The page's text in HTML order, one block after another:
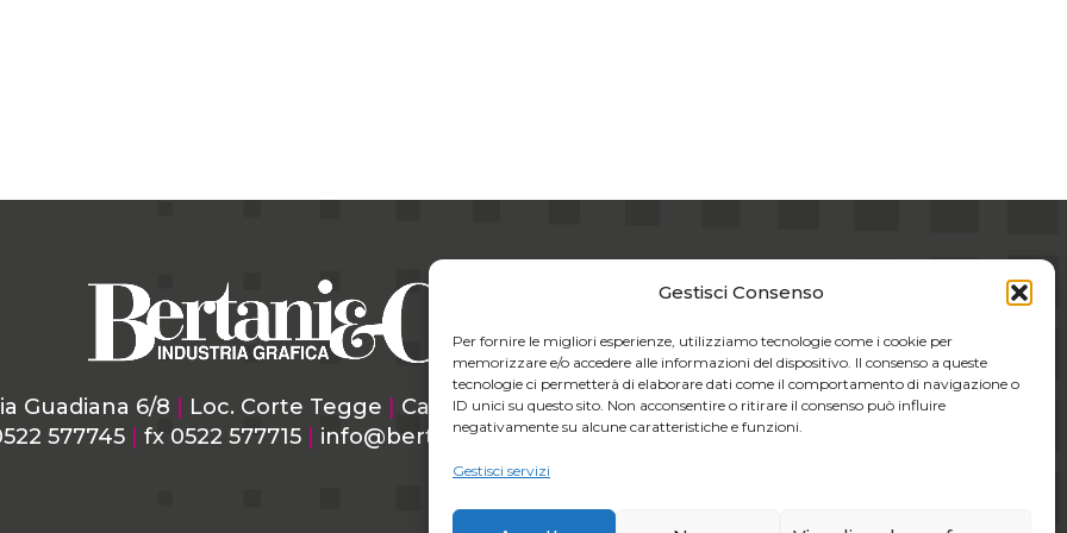
Gestisci Consenso
Per fornire le migliori esperienze, utilizziamo tecnologie come i cookie per
memorizzare e/o accedere alle informazioni del dispositivo. Il consenso a queste
tecnologie ci permetterà di elaborare dati come il comportamento di navigazione o
ID unici su questo sito. Non acconsentire o ritirare il consenso può influire
negativamente su alcune caratteristiche e funzioni.
Gestisci servizi
Guadiana 6/8 Loc. Corte Tegge
Cavriago (RE)
577745
fx 0522 577715 info@bertanigrafica.it
Seguiteci su